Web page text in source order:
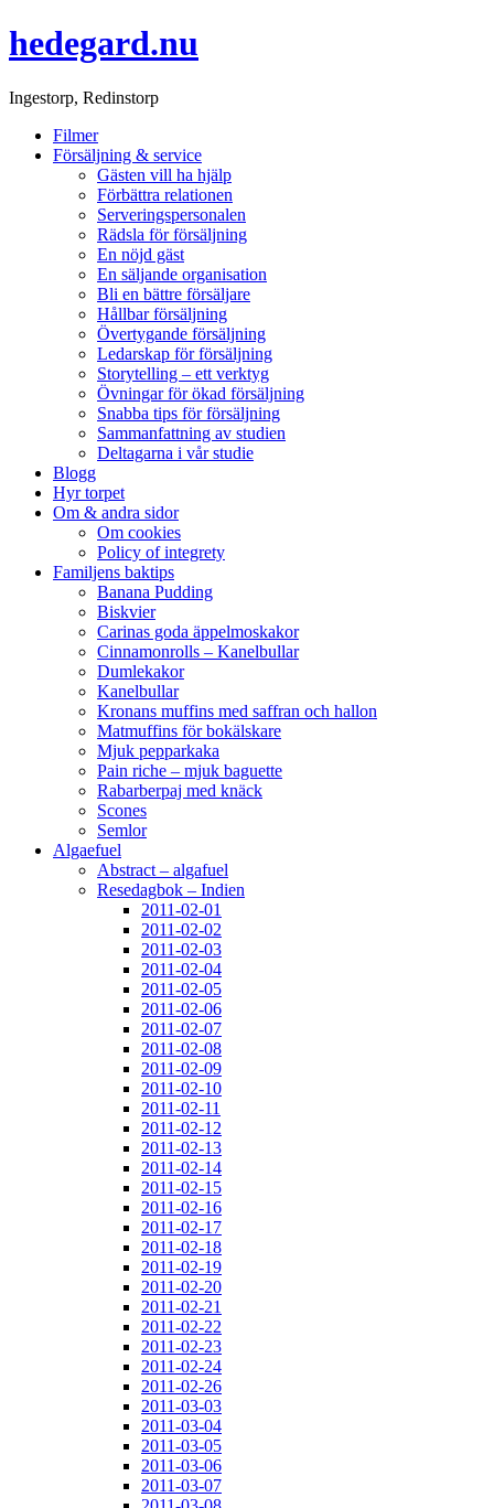
hedegard.nu
Ingestorp, Redinstorp
Filmer
Försäljning & service
Gästen vill ha hjälp
Förbättra relationen
Serveringspersonalen
Rädsla för försäljning
En nöjd gäst
En säljande organisation
Bli en bättre försäljare
Hållbar försäljning
Övertygande försäljning
Ledarskap för försäljning
Storytelling – ett verktyg
Övningar för ökad försäljning
Snabba tips för försäljning
Sammanfattning av studien
Deltagarna i vår studie
Blogg
Hyr torpet
Om & andra sidor
Om cookies
Policy of integrety
Familjens baktips
Banana Pudding
Biskvier
Carinas goda äppelmoskakor
Cinnamonrolls – Kanelbullar
Dumlekakor
Kanelbullar
Kronans muffins med saffran och hallon
Matmuffins för bokälskare
Mjuk pepparkaka
Pain riche – mjuk baguette
Rabarberpaj med knäck
Scones
Semlor
Algaefuel
Abstract – algafuel
Resedagbok – Indien
2011-02-01
2011-02-02
2011-02-03
2011-02-04
2011-02-05
2011-02-06
2011-02-07
2011-02-08
2011-02-09
2011-02-10
2011-02-11
2011-02-12
2011-02-13
2011-02-14
2011-02-15
2011-02-16
2011-02-17
2011-02-18
2011-02-19
2011-02-20
2011-02-21
2011-02-22
2011-02-23
2011-02-24
2011-02-26
2011-03-03
2011-03-04
2011-03-05
2011-03-06
2011-03-07